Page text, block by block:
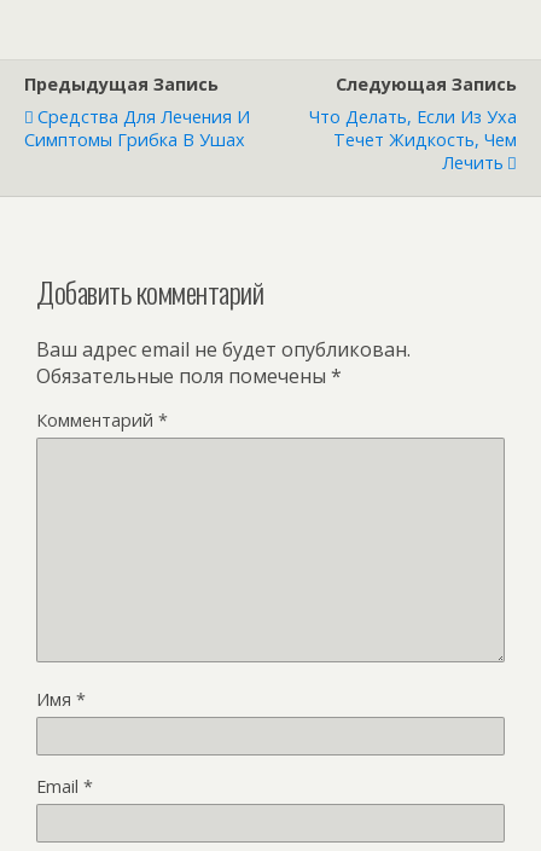
Предыдущая Запись
Средства Для Лечения И
Симптомы Грибка В Ушах
Следующая Запись
Что Делать, Если Из Уха
Течет Жидкость, Чем
Лечить
Добавить комментарий
Ваш адрес email не будет опубликован.
Обязательные поля помечены *
Комментарий *
Имя *
Email *